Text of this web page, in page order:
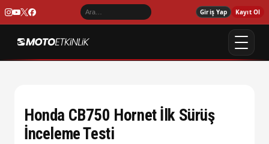
Giriş Yap Kayıt Ol
Honda CB750 Hornet İlk Sürüş
İnceleme Testi